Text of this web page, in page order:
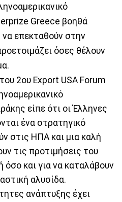
Greece βοηθά
να επεκταθούν στην
όσες θέλουν
2ου Export USA Forum
είπε ότι οι Έλληνες
ένα στρατηγικό
στις ΗΠΑ και μια καλή
τις προτιμήσεις του
και για να καταλάβουν
αλυσίδα.
ανάπτυξης έχει